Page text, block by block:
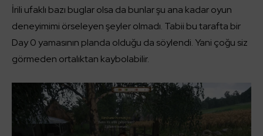
İrili ufaklı bazı buglar olsa da bunlar şu ana kadar oyun
deneyimimi örseleyen şeyler olmadı. Tabii bu tarafta bir
Day 0 yamasının planda olduğu da söylendi. Yani çoğu siz
görmeden ortalıktan kaybolabilir.